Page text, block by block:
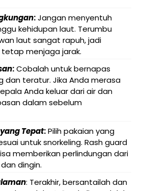
:Jangan menyentuh
kehidupan laut. Terumbu
laut sangat rapuh, jadi
menjaga jarak.
:Cobalah untuk bernapas
dan teratur. Jika Anda merasa
Anda keluar dari air dan
dalam sebelum
Tepat:Pilih pakaian yang
untuk snorkeling. Rash guard
memberikan perlindungan dari
dingin.
: Terakhir, bersantailah dan